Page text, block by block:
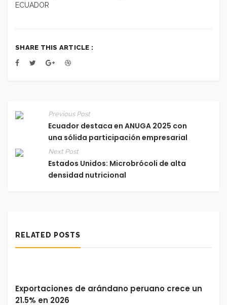
ECUADOR
SHARE THIS ARTICLE :
Previous Post
Ecuador destaca en ANUGA 2025 con
una sólida participación empresarial
Next Post
Estados Unidos: Microbrócoli de alta
densidad nutricional
RELATED POSTS
Exportaciones de arándano peruano crece un
21.5% en 2026